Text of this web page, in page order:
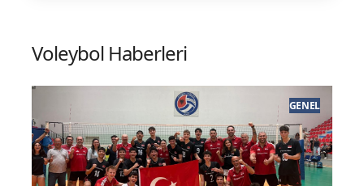
Voleybol Haberleri
GENEL